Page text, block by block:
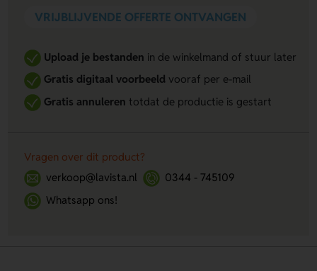
VRIJBLIJVENDE OFFERTE ONTVANGEN
Upload je bestanden in de winkelmand of stuur later
Gratis digitaal voorbeeld vooraf per e-mail
Gratis annuleren totdat de productie is gestart
Vragen over dit product?
verkoop@lavista.nl
0344 - 745109
Whatsapp ons!